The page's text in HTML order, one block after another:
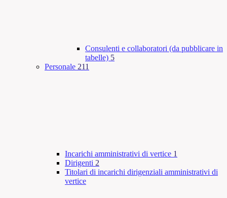
Consulenti e collaboratori (da pubblicare in
tabelle) 5
Personale 211
Incarichi amministrativi di vertice 1
Dirigenti 2
Titolari di incarichi dirigenziali amministrativi di
vertice